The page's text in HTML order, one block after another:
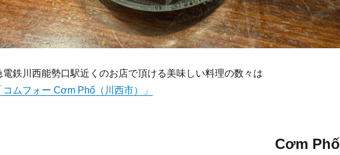
電鉄川西能勢口駅近くのお店で頂ける美味しい料理の数々は
ムフォー Cơm Phố（川西市）」
Cơm Phố